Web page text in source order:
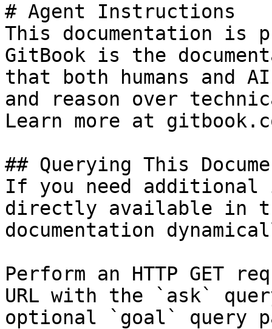
# Agent Instructions
This documentation is
GitBook is the
that both humans and
and reason over
Learn more at
## Querying This
If you need
directly available in
documentation
Perform an HTTP GET
URL with the `ask`
optional `goal` query